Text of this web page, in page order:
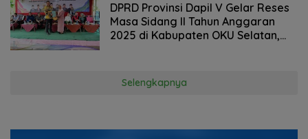
DPRD Provinsi Dapil V Gelar Reses
Masa Sidang II Tahun Anggaran
2025 di Kabupaten OKU Selatan,
Selengkapnya